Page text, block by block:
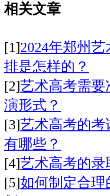
相关文章
[1]2024年郑州
排是怎样的？
[2]艺术高考需要
演形式？
[3]艺术高考的考
有哪些？
[4]艺术高考的录
[5]如何制定合理